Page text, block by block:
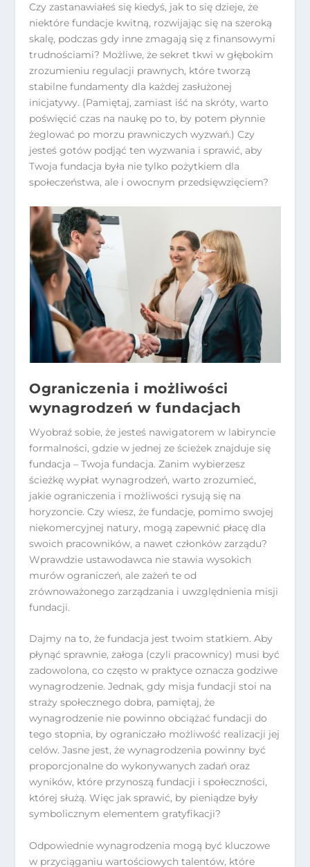
Czy zastanawiałeś się kiedyś, jak to się dzieje, że
niektóre fundacje kwitną, rozwijając się na szeroką
skalę, podczas gdy inne zmagają się z finansowymi
trudnościami? Możliwe, że sekret tkwi w głębokim
zrozumieniu regulacji prawnych, które tworzą
stabilne fundamenty dla każdej zasłużonej
inicjatywy. (Pamiętaj, zamiast iść na skróty, warto
poświęcić czas na naukę po to, by potem płynnie
żeglować po morzu prawniczych wyzwań.) Czy
jesteś gotów podjąć ten wyzwania i sprawić, aby
Twoja fundacja była nie tylko pożytkiem dla
społeczeństwa, ale i owocnym przedsięwzięciem?
Ograniczenia i możliwości
wynagrodzeń w fundacjach
Wyobraź sobie, że jesteś nawigatorem w labiryncie
formalności, gdzie w jednej ze ścieżek znajduje się
fundacja – Twoja fundacja. Zanim wybierzesz
ścieżkę wypłat wynagrodzeń, warto zrozumieć,
jakie ograniczenia i możliwości rysują się na
horyzoncie. Czy wiesz, że fundacje, pomimo swojej
niekomercyjnej natury, mogą zapewnić płacę dla
swoich pracowników, a nawet członków zarządu?
Wprawdzie ustawodawca nie stawia wysokich
murów ograniczeń, ale zażeń te od
zrównoważonego zarządzania i uwzględnienia misji
fundacji.
Dajmy na to, że fundacja jest twoim statkiem. Aby
płynąć sprawnie, załoga (czyli pracownicy) musi być
zadowolona, co często w praktyce oznacza godziwe
wynagrodzenie. Jednak, gdy misja fundacji stoi na
straży społecznego dobra, pamiętaj, że
wynagrodzenie nie powinno obciążać fundacji do
tego stopnia, by ograniczało możliwość realizacji jej
celów. Jasne jest, że wynagrodzenia powinny być
proporcjonalne do wykonywanych zadań oraz
wyników, które przynoszą fundacji i społeczności,
której służą. Więc jak sprawić, by pieniądze były
symbolicznym elementem gratyfikacji?
Odpowiednie wynagrodzenia mogą być kluczowe
w przyciąganiu wartościowych talentów, które